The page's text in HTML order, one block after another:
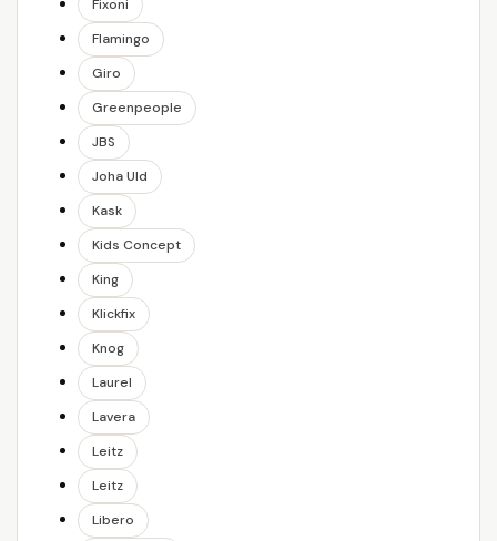
Fixoni
Flamingo
Giro
Greenpeople
JBS
Joha Uld
Kask
Kids Concept
King
Klickfix
Knog
Laurel
Lavera
Leitz
Leitz
Libero